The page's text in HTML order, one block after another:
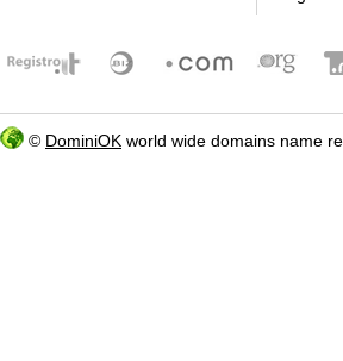
© DominiOK world wide domains name